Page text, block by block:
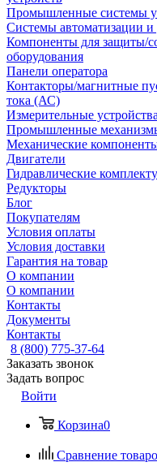
Промышленные системы
Системы автоматизации и
Компоненты для защиты/
оборудования
Панели оператора
Контакторы/магнитные
тока (АС)
Измерительные устройства
Промышленные
Механические
Двигатели
Гидравлические
Редукторы
Блог
Покупателям
Условия оплаты
Условия доставки
Гарантия на товар
О компании
О компании
Контакты
Документы
Контакты
8 (800) 775-37-64
Заказать звонок
Задать вопрос
Войти
Корзина0
Сравнение